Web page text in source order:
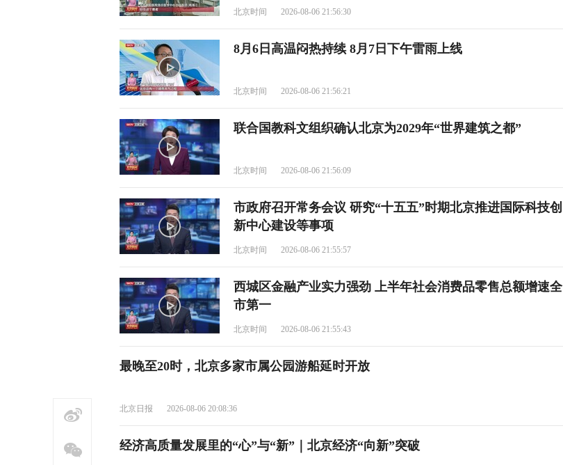
北京时间 2026-08-06 21:56:30
8月6日高温闷热持续 8月7日下午雷雨上线
北京时间 2026-08-06 21:56:21
联合国教科文组织确认北京为2029年“世界建筑之都”
北京时间 2026-08-06 21:56:09
市政府召开常务会议 研究“十五五”时期北京推进国际科技创
新中心建设等事项
北京时间 2026-08-06 21:55:57
西城区金融产业实力强劲 上半年社会消费品零售总额增速全
市第一
北京时间 2026-08-06 21:55:43
最晚至20时，北京多家市属公园游船延时开放
北京日报 2026-08-06 20:08:36
经济高质量发展里的“心”与“新”｜北京经济“向新”突破